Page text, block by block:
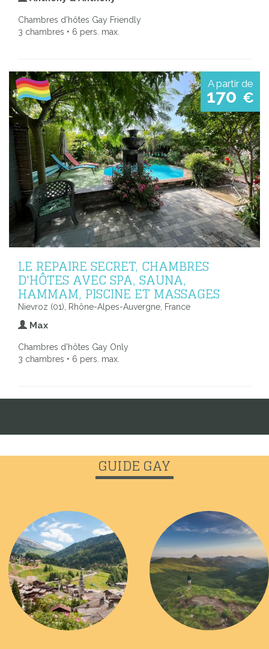
Chambres d'hôtes Gay Friendly
3 chambres • 6 pers. max.
A partir de
170 €
LE REPAIRE SECRET, CHAMBRES
D'HÔTES AVEC SPA, SAUNA,
HAMMAM, PISCINE ET MASSAGES
Nievroz (01), Rhône-Alpes-Auvergne, France
Max
Chambres d'hôtes Gay Only
3 chambres • 6 pers. max.
GUIDE GAY